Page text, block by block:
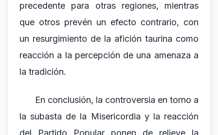
precedente para otras regiones, mientras
que otros prevén un efecto contrario, con
un resurgimiento de la afición taurina como
reacción a la percepción de una amenaza a
la tradición.
En conclusión, la controversia en torno a
la subasta de la Misericordia y la reacción
del Partido Popular ponen de relieve la